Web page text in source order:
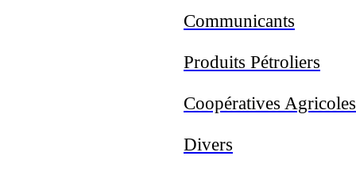
Communicants
Produits Pétroliers
Coopératives Agricoles
Divers